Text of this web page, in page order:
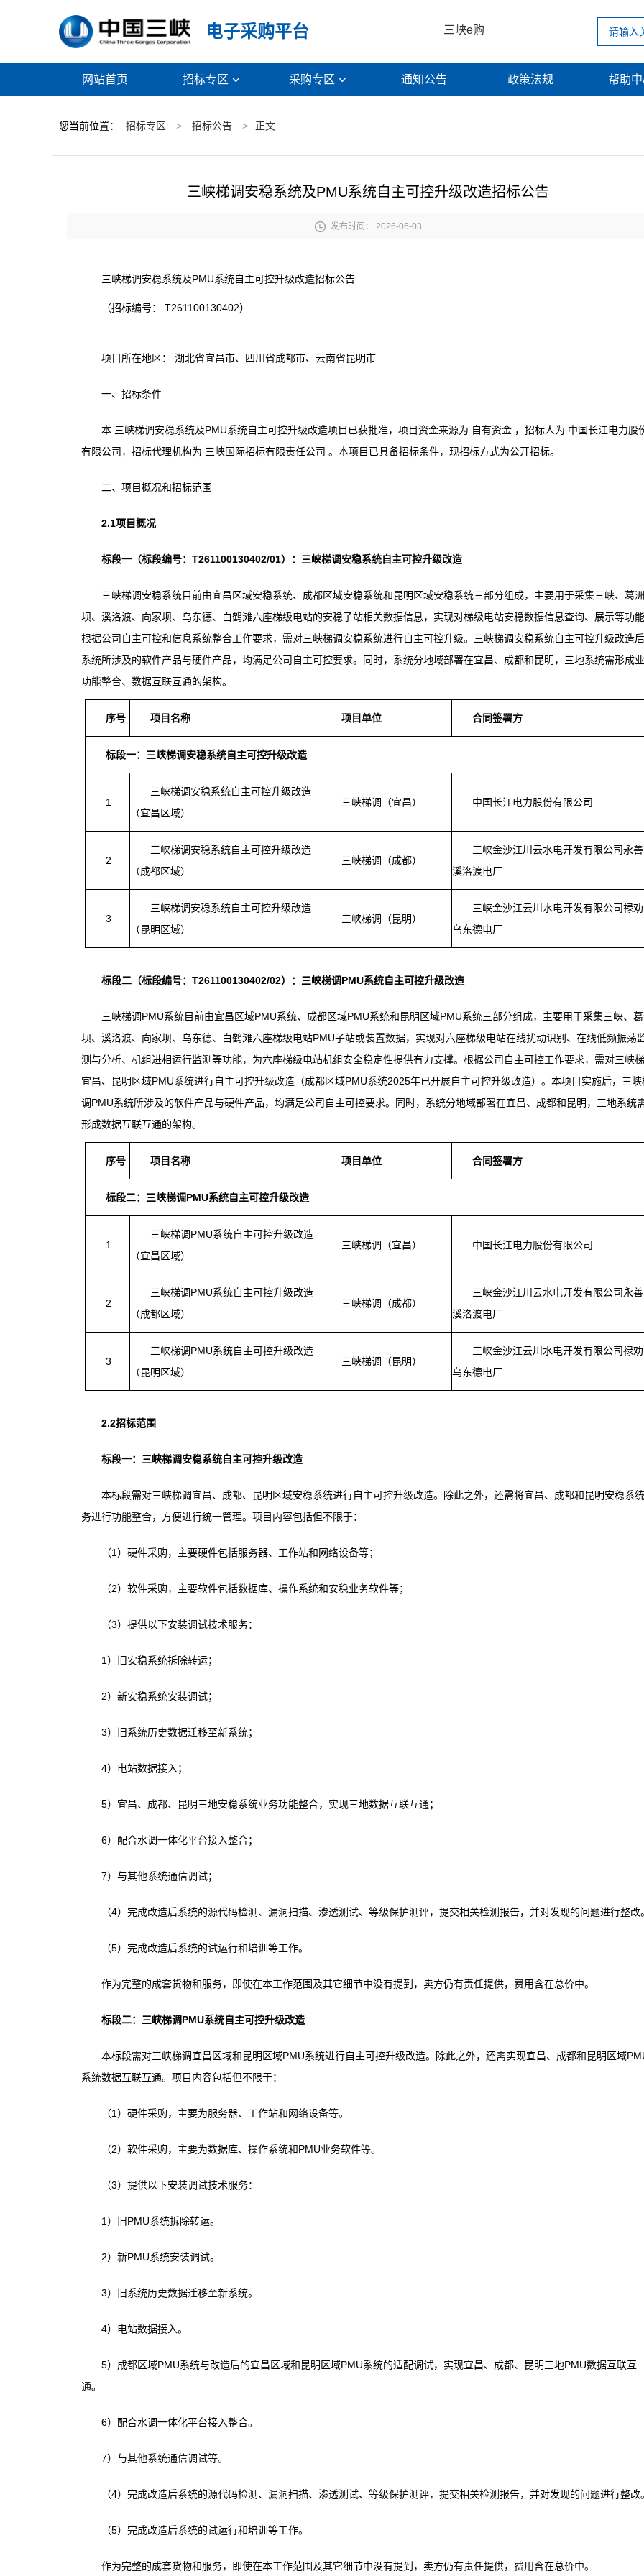
电子采购平台 三峡e购
网站首页 招标专区  采购专区  通知公告 政策法规 帮助
您当前位置： 招标专区 > 招标公告 > 正文
三峡梯调安稳系统及PMU系统自主可控升级改造招标公告
 发布时间： 2026-06-03
三峡梯调安稳系统及PMU系统自主可控升级改造招标公告
（招标编号： T261100130402）
项目所在地区： 湖北省宜昌市、四川省成都市、云南省昆明市
一、招标条件
本 三峡梯调安稳系统及PMU系统自主可控升级改造项目已获批准，项目资金来源为 自有资金 ，招标人为 中国长江电力股
有限公司，招标代理机构为 三峡国际招标有限责任公司 。本项目已具备招标条件，现招标方式为公开招标。
二、项目概况和招标范围
2.1项目概况
标段一（标段编号：T261100130402/01）：三峡梯调安稳系统自主可控升级改造
三峡梯调安稳系统目前由宜昌区域安稳系统、成都区域安稳系统和昆明区域安稳系统三部分组成，主要用于采集三峡、葛洲
坝、溪洛渡、向家坝、乌东德、白鹤滩六座梯级电站的安稳子站相关数据信息，实现对梯级电站安稳数据信息查询、展示等功
根据公司自主可控和信息系统整合工作要求，需对三峡梯调安稳系统进行自主可控升级。三峡梯调安稳系统自主可控升级改造
系统所涉及的软件产品与硬件产品，均满足公司自主可控要求。同时，系统分地域部署在宜昌、成都和昆明，三地系统需形成
功能整合、数据互联互通的架构。
序号 项目名称 项目单位 合同签署方
标段一： 三峡梯调安稳系统自主可控升级改造
1
三峡梯调安稳系统自主可控升级改造
（宜昌区域）
三峡梯调（宜昌） 中国长江电力股份有限公司
2
三峡梯调安稳系统自主可控升级改造
（成都区域）
三峡梯调（成都）
三峡金沙江川云水电开发有限公司永善
溪洛渡电厂
3
三峡梯调安稳系统自主可控升级改造
（昆明区域）
三峡梯调（昆明）
三峡金沙江云川水电开发有限公司禄劝
乌东德电厂
标段二 （标段编号：T261100130402/02） ：三峡梯调PMU系统自主可控升级改造
三峡梯调PMU系统目前由宜昌区域PMU系统、成都区域PMU系统和昆明区域PMU系统三部分组成，主要用于采集三峡、
坝、溪洛渡、向家坝、乌东德、白鹤滩六座梯级电站PMU子站或装置数据，实现对六座梯级电站在线扰动识别、在线低频振荡
测与分析、机组进相运行监测等功能，为六座梯级电站机组安全稳定性提供有力支撑。根据公司自主可控工作要求，需对三峡
宜昌、昆明区域PMU系统进行自主可控升级改造（成都区域PMU系统2025年已开展自主可控升级改造）。本项目实施后，三峡
调PMU系统所涉及的软件产品与硬件产品，均满足公司自主可控要求。同时，系统分地域部署在宜昌、成都和昆明，三地系统
形成数据互联互通的架构。
序号 项目名称 项目单位 合同签署方
标段二： 三峡梯调PMU系统自主可控升级改造
1
三峡梯调PMU系统自主可控升级改造
（宜昌区域）
三峡梯调（宜昌） 中国长江电力股份有限公司
2
三峡梯调PMU系统自主可控升级改造
（成都区域）
三峡梯调（成都）
三峡金沙江川云水电开发有限公司永善
溪洛渡电厂
3
三峡梯调PMU系统自主可控升级改造
（昆明区域）
三峡梯调（昆明）
三峡金沙江云川水电开发有限公司禄劝
乌东德电厂
2.2招标范围
标段一：三峡梯调安稳系统自主可控升级改造
本标段需对三峡梯调宜昌、成都、昆明区域安稳系统进行自主可控升级改造。除此之外，还需将宜昌、成都和昆明安稳系
务进行功能整合，方便进行统一管理。项目内容包括但不限于：
（1）硬件采购，主要硬件包括服务器、工作站和网络设备等；
（2）软件采购，主要软件包括数据库、操作系统和安稳业务软件等；
（3）提供以下安装调试技术服务：
1）旧安稳系统拆除转运；
2）新安稳系统安装调试；
3）旧系统历史数据迁移至新系统；
4）电站数据接入；
5）宜昌、成都、昆明三地安稳系统业务功能整合，实现三地数据互联互通；
6）配合水调一体化平台接入整合；
7）与其他系统通信调试；
（4）完成改造后系统的源代码检测、漏洞扫描、渗透测试、等级保护测评，提交相关检测报告，并对发现的问题进行整改
（5）完成改造后系统的试运行和培训等工作。
作为完整的成套货物和服务，即使在本工作范围及其它细节中没有提到，卖方仍有责任提供，费用含在总价中。
标段二：三峡梯调PMU系统自主可控升级改造
本标段需对三峡梯调宜昌区域和昆明区域PMU系统进行自主可控升级改造。除此之外，还需实现宜昌、成都和昆明区域
系统数据互联互通。项目内容包括但不限于：
（1）硬件采购，主要为服务器、工作站和网络设备等。
（2）软件采购，主要为数据库、操作系统和PMU业务软件等。
（3）提供以下安装调试技术服务：
1）旧PMU系统拆除转运。
2）新PMU系统安装调试。
3）旧系统历史数据迁移至新系统。
4）电站数据接入。
5）成都区域PMU系统与改造后的宜昌区域和昆明区域PMU系统的适配调试，实现宜昌、成都、昆明三地PMU数据互联互
通。
6）配合水调一体化平台接入整合。
7）与其他系统通信调试等。
（4）完成改造后系统的源代码检测、漏洞扫描、渗透测试、等级保护测评，提交相关检测报告，并对发现的问题进行整改
（5）完成改造后系统的试运行和培训等工作。
作为完整的成套货物和服务，即使在本工作范围及其它细节中没有提到，卖方仍有责任提供，费用含在总价中。